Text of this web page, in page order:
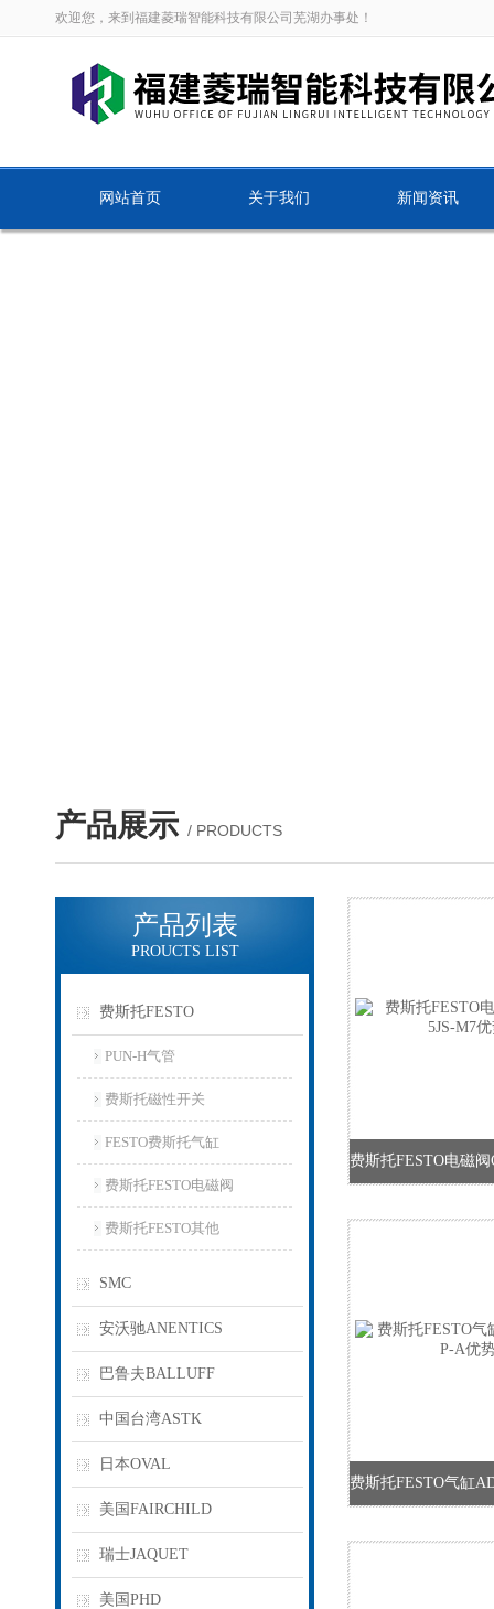
欢迎您，来到福建菱瑞智能科技有限公司芜湖办事处！
网站首页 关于我们 新闻资讯
产品展示 / PRODUCTS
产品列表
PROUCTS LIST
费斯托FESTO
PUN-H气管
费斯托磁性开关
FESTO费斯托气缸
费斯托FESTO电磁阀
费斯托FESTO其他
SMC
安沃驰ANENTICS
巴鲁夫BALLUFF
中国台湾ASTK
日本OVAL
美国FAIRCHILD
瑞士JAQUET
美国PHD